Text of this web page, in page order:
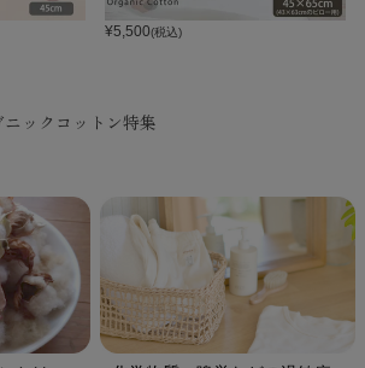
¥5,500(税込)
ニックコットン特集